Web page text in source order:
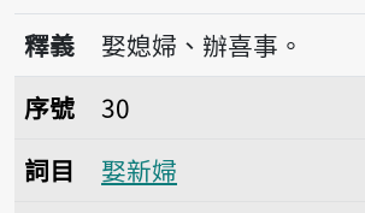
播放
釋義
娶媳婦、辦喜事。
序號30娶新婦
序號
30
詞目
娶新婦